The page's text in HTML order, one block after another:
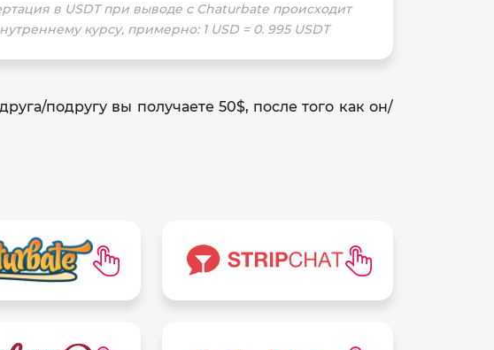
в USDT при выводе с Chaturbate происходит
курсу, примерно: 1 USD = 0. 995 USDT
подругу вы получаете 50$, после того как он/